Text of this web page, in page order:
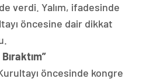
verdi. Yalım, ifadesinde
öncesine dair dikkat
öncesinde kongre